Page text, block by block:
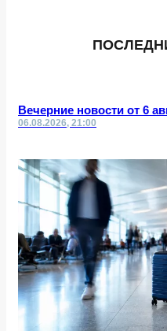
Вечерние новости от 6
06.08.2026, 21:00